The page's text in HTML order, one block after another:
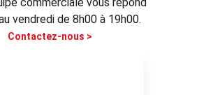
commerciale vous répond
vendredi de 8h00 à 19h00.
Contactez-nous >